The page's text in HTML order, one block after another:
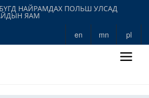
НАЙРАМДАХ ПОЛЬШ УЛСАД
ЯАМ
en mn pl